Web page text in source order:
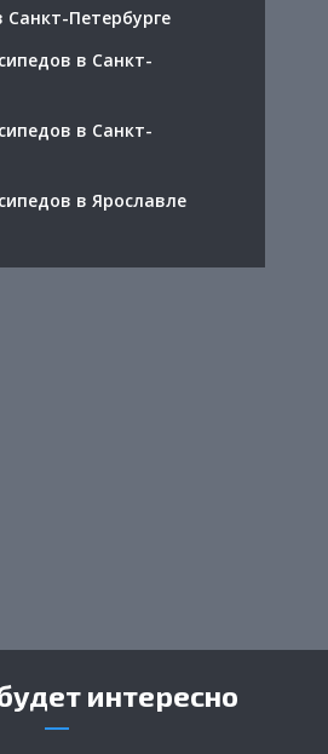
Санкт-Петербурге
в Санкт-
в Санкт-
в Ярославле
интересно